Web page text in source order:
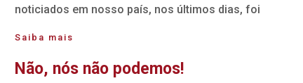
noticiados em nosso país, nos últimos dias, foi
Saiba mais
Não, nós não podemos!